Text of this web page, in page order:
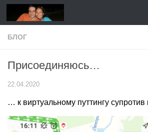
Перейти к содержимому
БЛОГ
Присоединяюсь…
22.04.2020
… к виртуальному путтингу супротив